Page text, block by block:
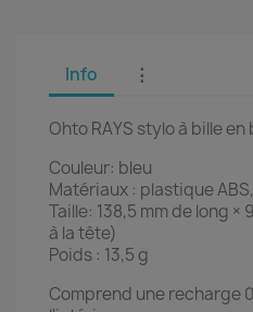
Info ⋮
Ohto RAYS stylo à bille en
Couleur: bleu
Matériaux : plastique
Taille: 138,5 mm de long ×
à la tête)
Poids : 13,5 g
Comprend une recharge